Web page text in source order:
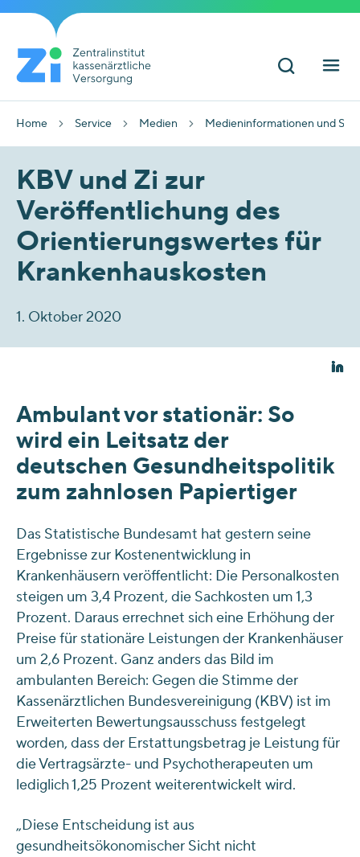
Home Service Medien Medieninformationen und
KBV und Zi zur
Veröffentlichung des
Orientierungswertes für
Krankenhauskosten
1. Oktober 2020
Ambulant vor stationär: So
wird ein Leitsatz der
deutschen Gesundheitspolitik
zum zahnlosen Papiertiger
Das Statistische Bundesamt hat gestern seine
Ergebnisse zur Kostenentwicklung in
Krankenhäusern veröffentlicht: Die Personalkosten
steigen um 3,4 Prozent, die Sachkosten um 1,3
Prozent. Daraus errechnet sich eine Erhöhung der
Preise für stationäre Leistungen der Krankenhäuser
um 2,6 Prozent. Ganz anders das Bild im
ambulanten Bereich: Gegen die Stimme der
Kassenärztlichen Bundesvereinigung (KBV) ist im
Erweiterten Bewertungsausschuss festgelegt
worden, dass der Erstattungsbetrag je Leistung für
die Vertragsärzte- und Psychotherapeuten um
lediglich 1,25 Prozent weiterentwickelt wird.
„Diese Entscheidung ist aus
gesundheitsökonomischer Sicht nicht